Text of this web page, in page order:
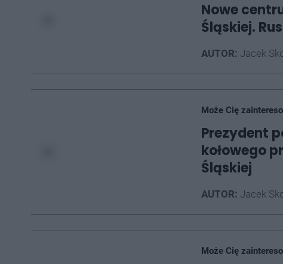
Nowe
Śląskiej.
AUTOR: Jacek
Może Cię
Prezydent
kołowego
Śląskiej
AUTOR: Jacek
Może Cię